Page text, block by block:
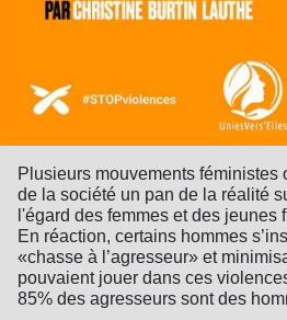
Plusieurs mouvements féministes
de la société un pan de la réalité
l'égard des femmes et des jeunes
En réaction, certains hommes
«chasse à l’agresseur» et
pouvaient jouer dans ces
85% des agresseurs sont des